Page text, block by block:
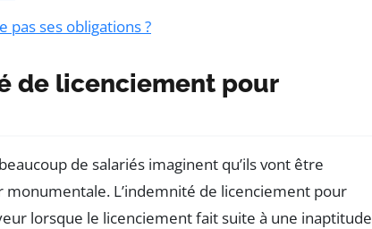
ses obligations ?
de licenciement pour
de salariés imaginent qu’ils vont être
monumentale. L’indemnité de licenciement pour
lorsque le licenciement fait suite à une inaptitude